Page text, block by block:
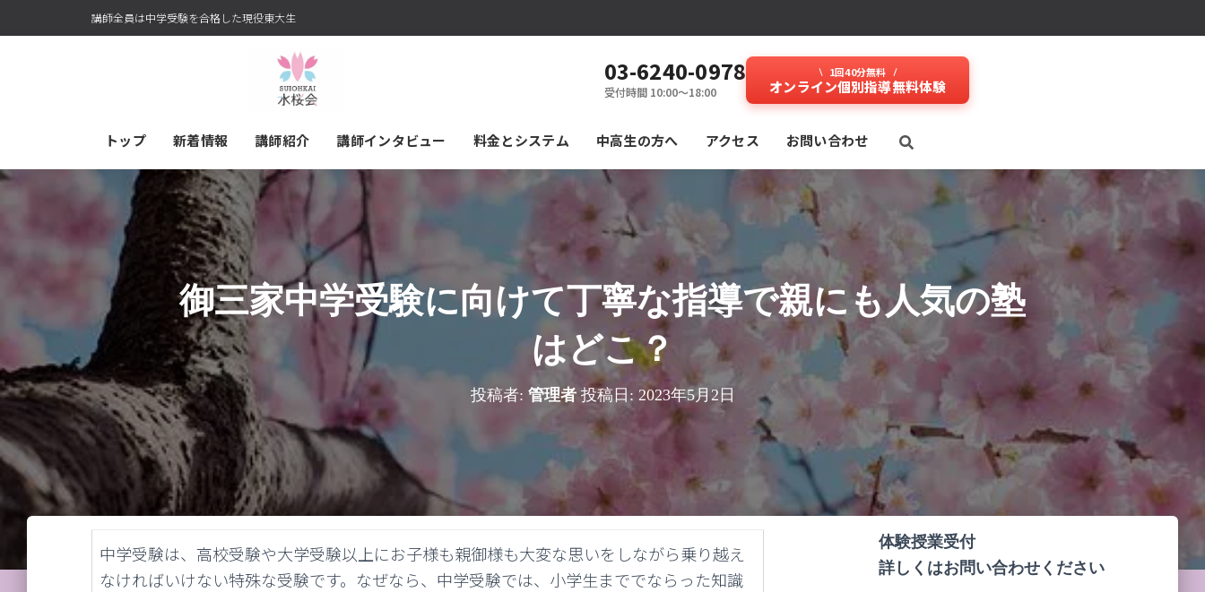
講師全員は中学受験を合格した現役東大生
03-6240-0978
受付時間 10:00～18:00
1回40分無料
オンライン個別指導無料体験
トップ 新着情報 講師紹介 講師インタビュー 料⾦とシステム 中高生の方へ アクセス お問い合わせ
御三家中学受験に向けて丁寧な指導で親にも人気の塾
はどこ？
投稿者: 管理者投稿日: 2023年5月2日
中学受験は、高校受験や大学受験以上にお子様も親御様も大変な思いをしながら乗り越え
なければいけない特殊な受験です。なぜなら、中学受験では、小学生まででならった知識
体験授業受付
詳しくはお問い合わせください